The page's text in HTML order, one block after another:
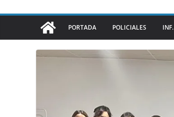
PORTADA POLICIALES